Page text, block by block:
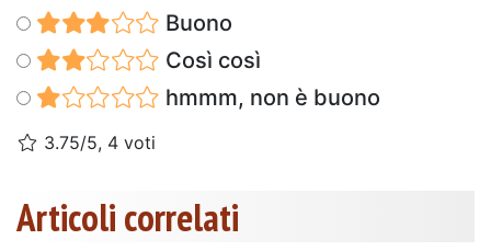
Buono
Così così
hmmm, non è buono
3.75/5, 4 voti
Articoli correlati